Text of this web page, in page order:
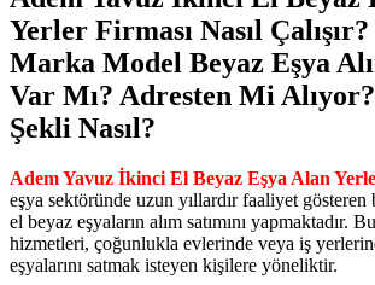
Yerler Firması Nasıl
Marka Model Beyaz Eşya
Var Mı? Adresten Mi
Şekli Nasıl?
Adem Yavuz İkinci El Beyaz Eşya Alan
eşya sektöründe uzun yıllardır faaliyet
el beyaz eşyaların alım satımını yapmaktadır.
hizmetleri, çoğunlukla evlerinde veya iş
eşyalarını satmak isteyen kişilere yöneliktir.